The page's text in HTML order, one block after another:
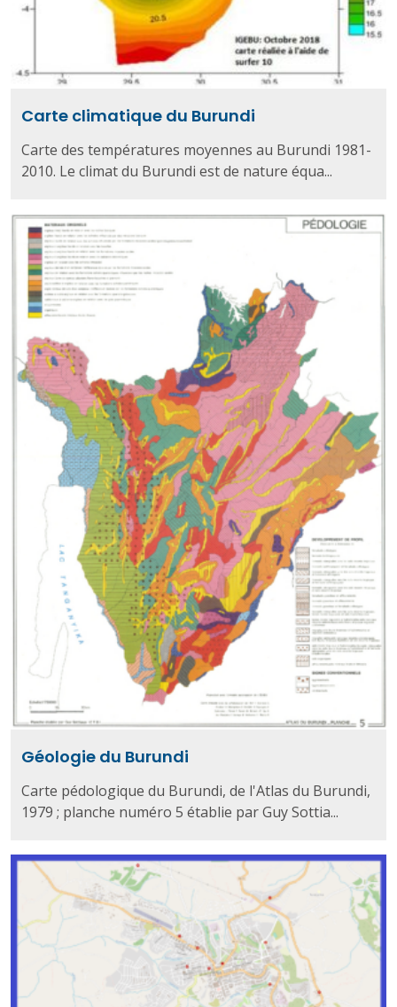
Carte climatique du Burundi
Carte des températures moyennes au Burundi 1981-
2010. Le climat du Burundi est de nature équa...
Géologie du Burundi
Carte pédologique du Burundi, de l'Atlas du Burundi,
1979 ; planche numéro 5 établie par Guy Sottia...